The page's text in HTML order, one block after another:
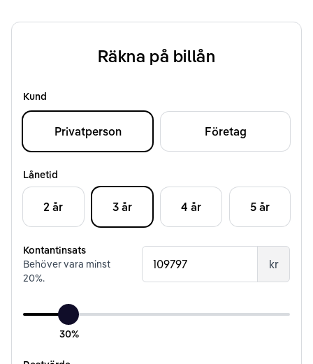
Räkna på billån
Kund
Privatperson Företag
Lånetid
2 år 3 år 4 år 5 år
Kontantinsats
Behöver vara minst
20%.
kr
30%